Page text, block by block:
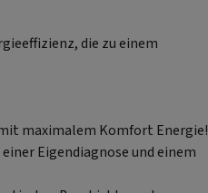
die zu einem
maximalem Komfort Energie!
Eigendiagnose und einem